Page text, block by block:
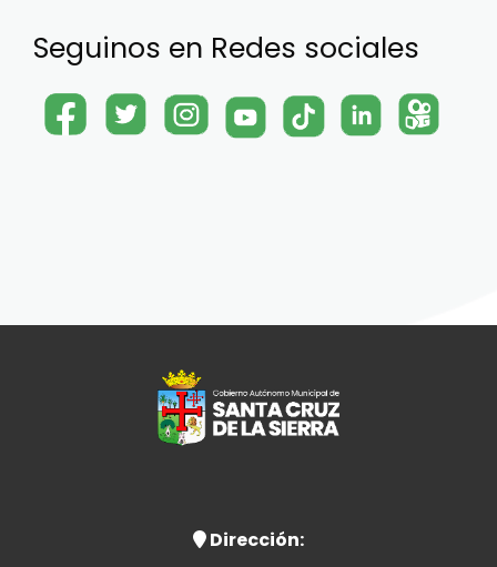
Seguinos en Redes sociales
Dirección: